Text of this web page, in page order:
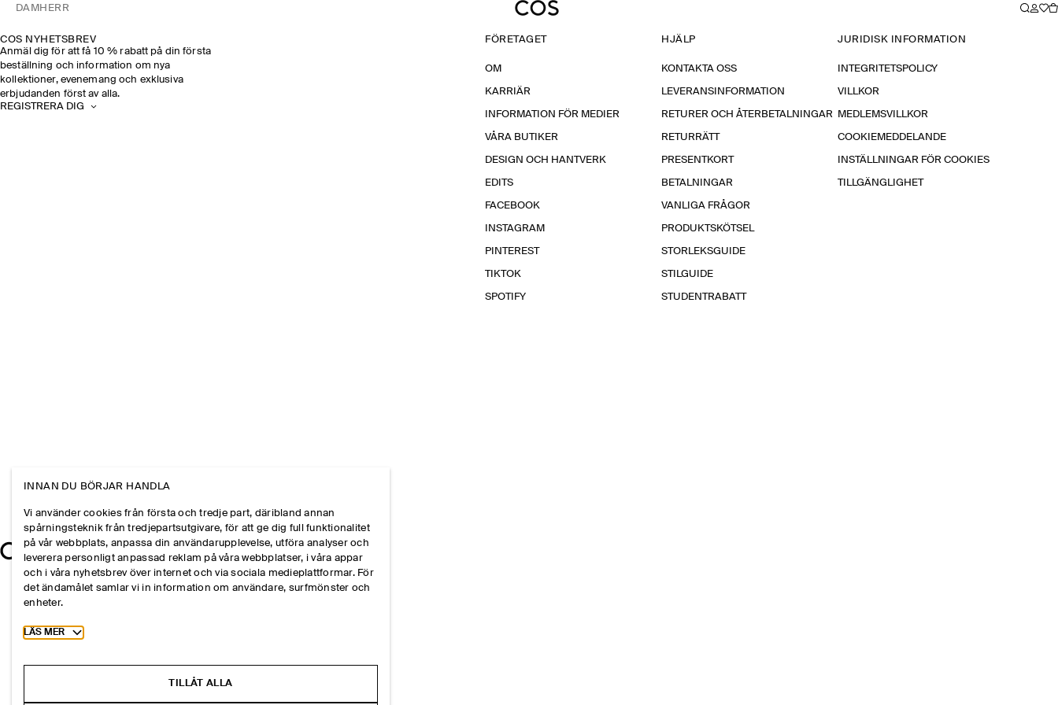
DAM HERR
COS NYHETSBREV
Anmäl dig för att få 10 % rabatt på din första
beställning och information om nya
kollektioner, evenemang och exklusiva
erbjudanden först av alla.
REGISTRERA DIG
FÖRETAGET
OM
KARRIÄR
INFORMATION FÖR MEDIER
VÅRA BUTIKER
DESIGN OCH HANTVERK
EDITS
FACEBOOK
INSTAGRAM
PINTEREST
TIKTOK
SPOTIFY
HJÄLP
KONTAKTA OSS
LEVERANSINFORMATION
RETURER OCH ÅTERBETALNINGAR
RETURRÄTT
PRESENTKORT
BETALNINGAR
VANLIGA FRÅGOR
PRODUKTSKÖTSEL
STORLEKSGUIDE
STILGUIDE
STUDENTRABATT
JURIDISK INFORMATION
INTEGRITETSPOLICY
VILLKOR
MEDLEMSVILLKOR
COOKIEMEDDELANDE
INSTÄLLNINGAR FÖR COOKIES
TILLGÄNGLIGHET
INNAN DU BÖRJAR HANDLA
Vi använder cookies från första och tredje part, däribland annan
spårningsteknik från tredjepartsutgivare, för att ge dig full funktionalitet
på vår webbplats, anpassa din användarupplevelse, utföra analyser och
leverera personligt anpassad reklam på våra webbplatser, i våra appar
och i våra nyhetsbrev över internet och via sociala medieplattformar. För
det ändamålet samlar vi in information om användare, surfmönster och
enheter.
Toggle more cookie information
LÄS MER
TILLÅT ALLA